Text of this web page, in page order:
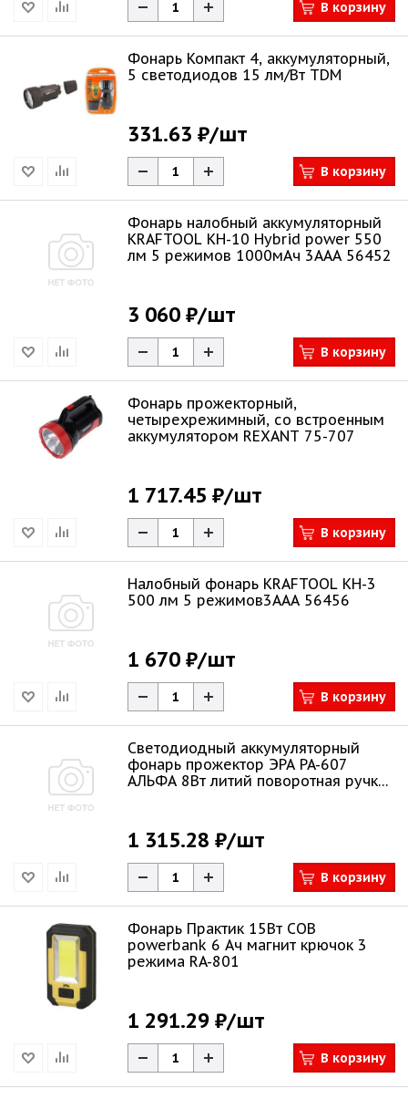
В корзину
Фонарь Компакт 4, аккумуляторный,
5 светодиодов 15 лм/Вт TDM
331.63 ₽/шт
В корзину
Фонарь налобный аккумуляторный
KRAFTOOL KH-10 Hybrid power 550
лм 5 режимов 1000мАч 3ААА 56452
3 060 ₽/шт
В корзину
Фонарь прожекторный,
четырехрежимный, со встроенным
аккумулятором REXANT 75-707
1 717.45 ₽/шт
В корзину
Налобный фонарь KRAFTOOL KH-3
500 лм 5 режимов3ААА 56456
1 670 ₽/шт
В корзину
Светодиодный аккумуляторный
фонарь прожектор ЭРА PA-607
АЛЬФА 8Вт литий поворотная ручка
1 315.28 ₽/шт
В корзину
Фонарь Практик 15Вт COB
powerbank 6 Ач магнит крючок 3
режима RA-801
1 291.29 ₽/шт
В корзину